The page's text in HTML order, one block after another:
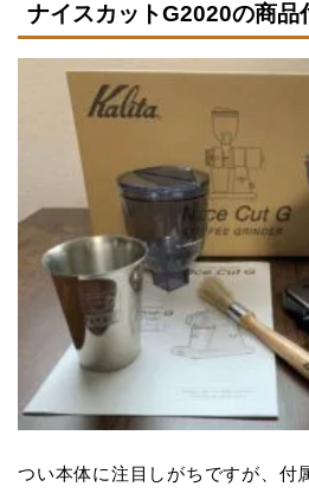
ナイスカットG2020の商品
つい本体に注目しがちですが、付